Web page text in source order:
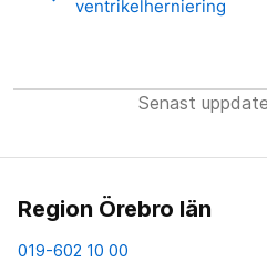
ventrikelherniering
Senast
Region Örebro län
019-602 10 00